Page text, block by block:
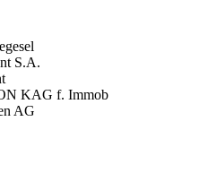
S.A.
KAG f. Immob
AG